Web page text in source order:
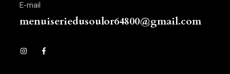
E-mail
menuiseriedusoulor64800@gmail.com